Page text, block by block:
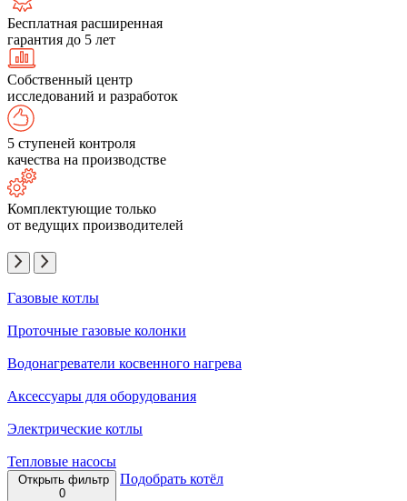
Бесплатная расширенная
гарантия до 5 лет
Собственный центр
исследований и разработок
5 ступеней контроля
качества на производстве
Комплектующие только
от ведущих производителей
Газовые котлы
Проточные газовые колонки
Водонагреватели косвенного нагрева
Аксессуары для оборудования
Электрические котлы
Тепловые насосы
Открыть фильтр
0
Подобрать котёл